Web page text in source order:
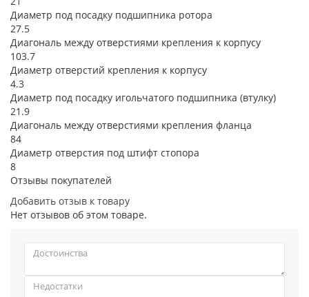
Диаметр под посадку подшипника ротора
27.5
Диагональ между отверстиями крепления к корпусу
103.7
Диаметр отверстий крепления к корпусу
4.3
Диаметр под посадку игольчатого подшипника (втулку)
21.9
Диагональ между отверстиями крепления фланца
84
Диаметр отверстия под штифт стопора
8
Отзывы покупателей
Добавить отзыв к товару
Нет отзывов об этом товаре.